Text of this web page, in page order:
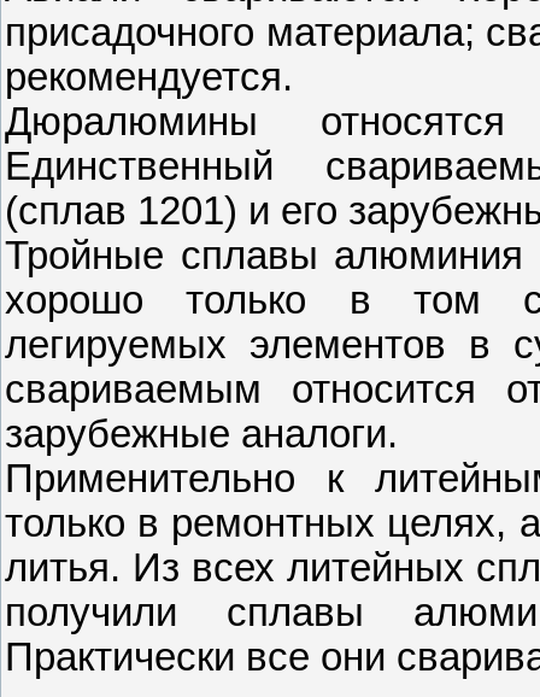
присадочного материала;
рекомендуется.
Дюралюмины
Единственный
(сплав 1201) и его
Тройные сплавы алюминия
хорошо только в том
легируемых элементов
свариваемым относится
зарубежные аналоги.
Применительно к
только в ремонтных целях,
литья. Из всех литейных
получили сплавы
Практически все они